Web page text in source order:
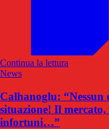
Continua la lettura
News
Calhanoglu:
situazione! Il
infortuni…”